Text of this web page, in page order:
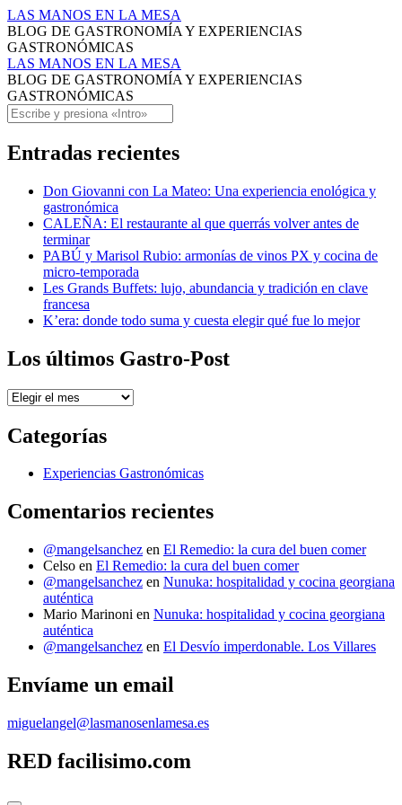
gastronomía
Archivos
-
LAS
MANOS
LA
MESA
LAS MANOS EN LA MESA
BLOG DE GASTRONOMÍA Y EXPERIENCIAS
GASTRONÓMICAS
gastronomía
Archivos
-
MANOS
EN
MESA
LAS MANOS EN LA MESA
BLOG DE GASTRONOMÍA Y EXPERIENCIAS
GASTRONÓMICAS
Saltar
al
contenido
Buscar
Entradas recientes
Don Giovanni con La Mateo: Una experiencia enológica y
gastronómica
CALEÑA: El restaurante al que querrás volver antes de
terminar
PABÚ y Marisol Rubio: armonías de vinos PX y cocina de
micro-temporada
Les Grands Buffets: lujo, abundancia y tradición en clave
francesa
K’era: donde todo suma y cuesta elegir qué fue lo mejor
Los últimos Gastro-Post
Los
Gastro-
Post
Categorías
Experiencias Gastronómicas
Comentarios recientes
@mangelsanchez en El Remedio: la cura del buen comer
Celso en El Remedio: la cura del buen comer
@mangelsanchez en Nunuka: hospitalidad y cocina georgiana
auténtica
Mario Marinoni en Nunuka: hospitalidad y cocina georgiana
auténtica
@mangelsanchez en El Desvío imperdonable. Los Villares
Envíame un email
miguelangel@lasmanosenlamesa.es
RED facilisimo.com